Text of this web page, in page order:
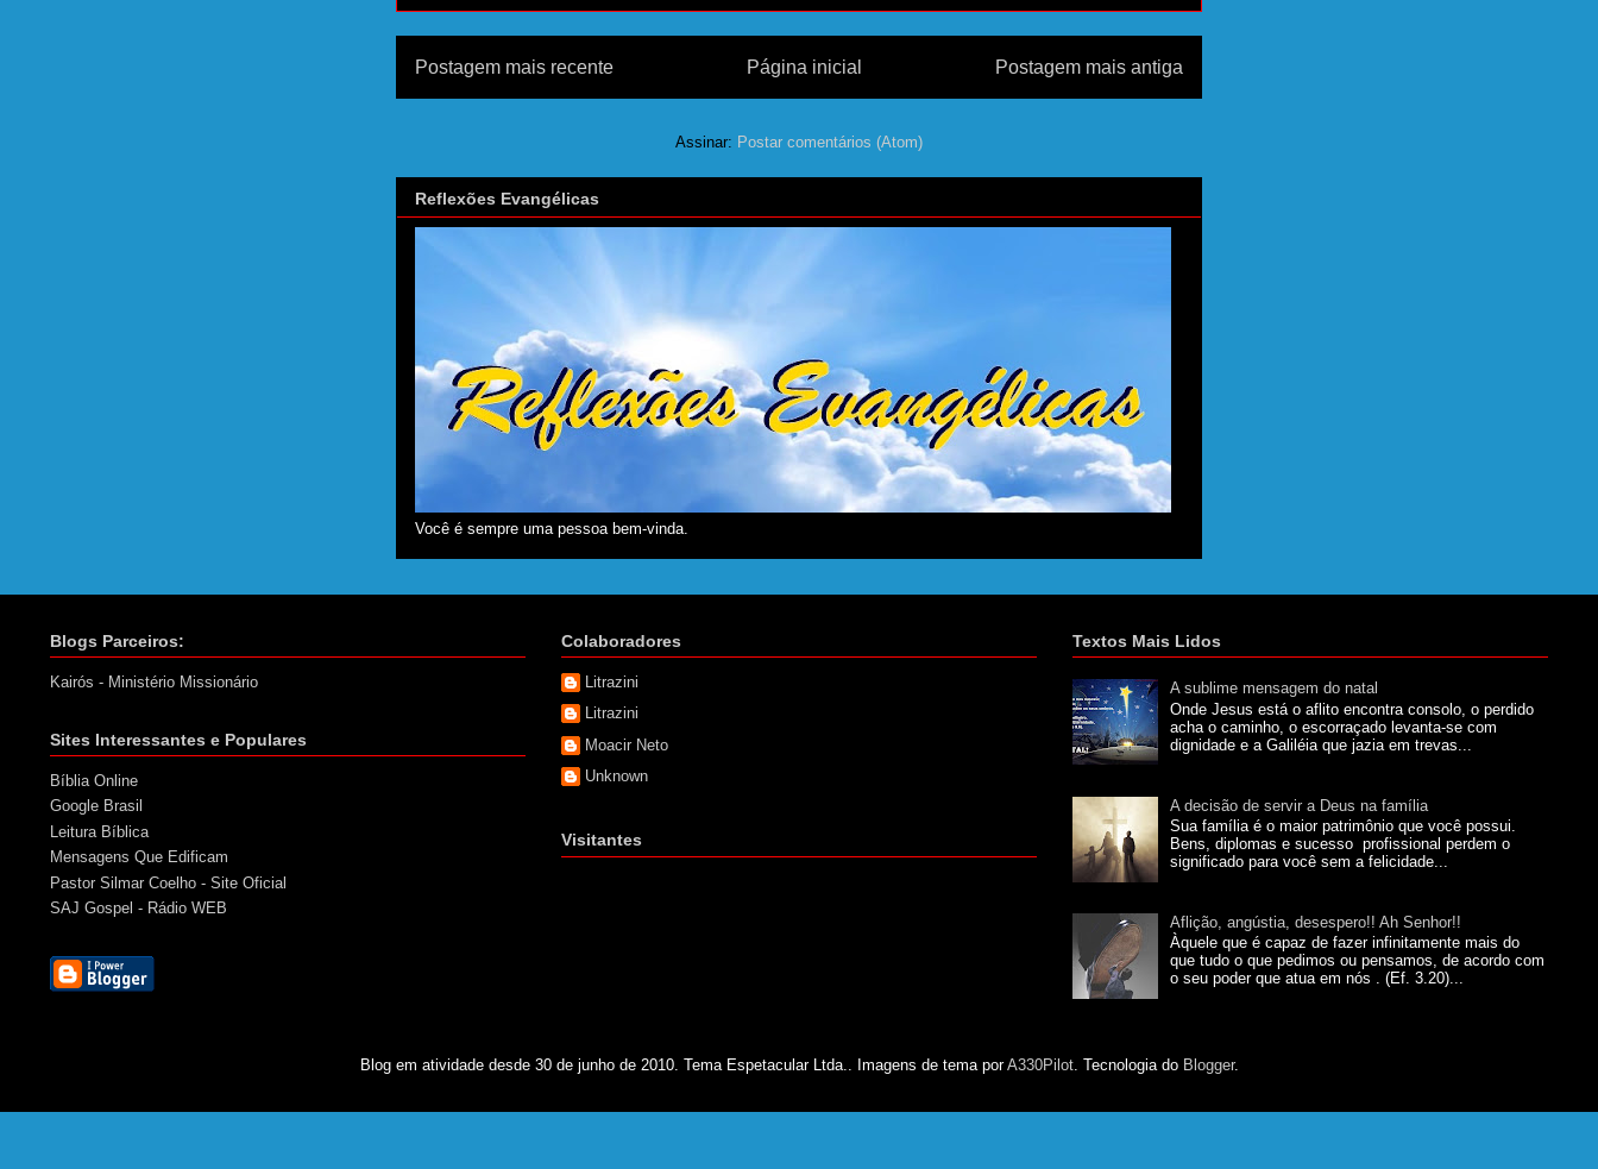
Postagem mais recente Postagem mais antiga
Página inicial
Assinar: Postar comentários (Atom)
Reflexões Evangélicas
Você é sempre uma pessoa bem-vinda.
Blogs Parceiros:
Kairós - Ministério Missionário
Sites Interessantes e Populares
Bíblia Online
Google Brasil
Leitura Bíblica
Mensagens Que Edificam
Pastor Silmar Coelho - Site Oficial
SAJ Gospel - Rádio WEB
Colaboradores
Litrazini
Litrazini
Moacir Neto
Unknown
Visitantes
Textos Mais Lidos
A sublime mensagem do natal
Onde Jesus está o aflito encontra consolo, o perdido
acha o caminho, o escorraçado levanta-se com
dignidade e a Galiléia que jazia em trevas...
A decisão de servir a Deus na família
Sua família é o maior patrimônio que você possui.
Bens, diplomas e sucesso profissional perdem o
significado para você sem a felicidade...
Aflição, angústia, desespero!! Ah Senhor!!
Àquele que é capaz de fazer infinitamente mais do
que tudo o que pedimos ou pensamos, de acordo com
o seu poder que atua em nós . (Ef. 3.20)...
Blog em atividade desde 30 de junho de 2010. Tema Espetacular Ltda.. Imagens de tema porA330Pilot. Tecnologia do Blogger.